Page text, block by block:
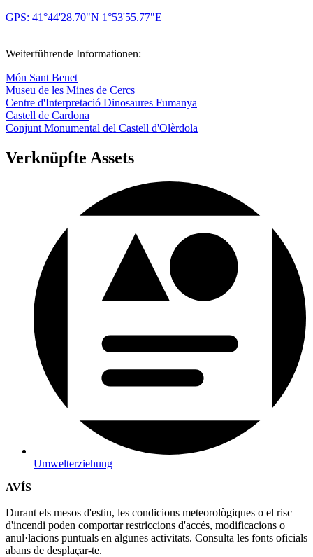
GPS: 41°44'28.70"N 1°53'55.77"E
Weiterführende Informationen:
Món Sant Benet
Museu de les Mines de Cercs
Centre d'Interpretació Dinosaures Fumanya
Castell de Cardona
Conjunt Monumental del Castell d'Olèrdola
Verknüpfte Assets
Umwelterziehung
AVÍS
Durant els mesos d'estiu, les condicions meteorològiques o el risc
d'incendi poden comportar restriccions d'accés, modificacions o
anul·lacions puntuals en algunes activitats. Consulta les fonts oficials
abans de desplaçar-te.